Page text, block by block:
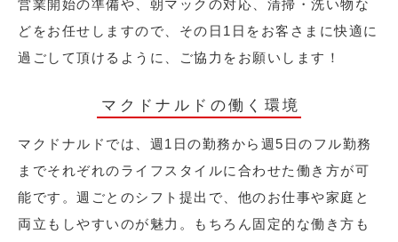
営業開始の準備や、朝マックの対応、清掃・洗い物な
どをお任せしますので、その日1日をお客さまに快適に
過ごして頂けるように、ご協力をお願いします！
マクドナルドの働く環境
マクドナルドでは、週1日の勤務から週5日のフル勤務
までそれぞれのライフスタイルに合わせた働き方が可
能です。週ごとのシフト提出で、他のお仕事や家庭と
両立もしやすいのが魅力。もちろん固定的な働き方も